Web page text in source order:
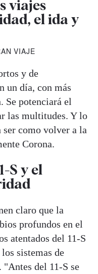
viajes
el ida y
VIAJE
y de
un día, con más
Se potenciará el
las multitudes. Y lo
ser como volver a la
Corona.
S y el
claro que la
profundos en el
atentados del 11-S
sistemas de
"Antes del 11-S se